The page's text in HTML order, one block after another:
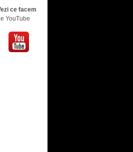
ce facem
YouTube